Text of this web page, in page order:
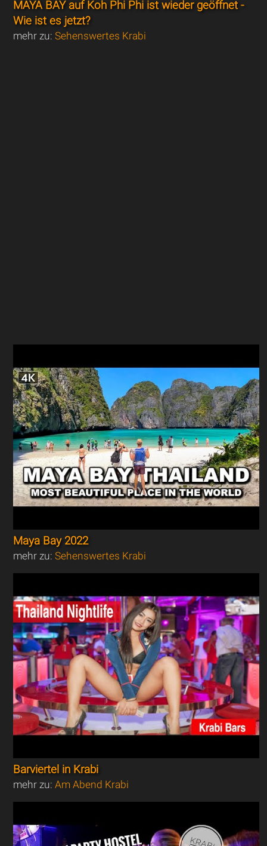
MAYA BAY auf Koh Phi Phi ist wieder geöffnet -
Wie ist es jetzt?
mehr zu:Sehenswertes Krabi
Maya Bay 2022
mehr zu:Sehenswertes Krabi
Barviertel in Krabi
mehr zu:Am Abend Krabi